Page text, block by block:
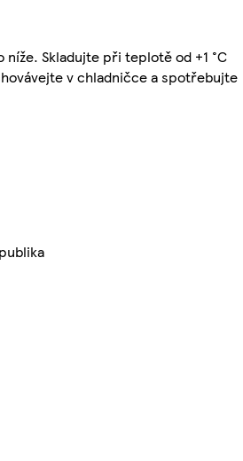
Skladujte při teplotě od +1 °C
v chladničce a spotřebujte